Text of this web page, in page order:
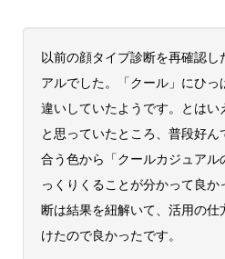
以前の顔タイプ診断を再確認し
アルでした。「クール」にひっ
違いしていたようです。とはい
と思っていたところ、普段好
合う色から「クールカジュアル
っくりくることが分かって良
断は結果を紐解いて、活用の
けたので良かったです。